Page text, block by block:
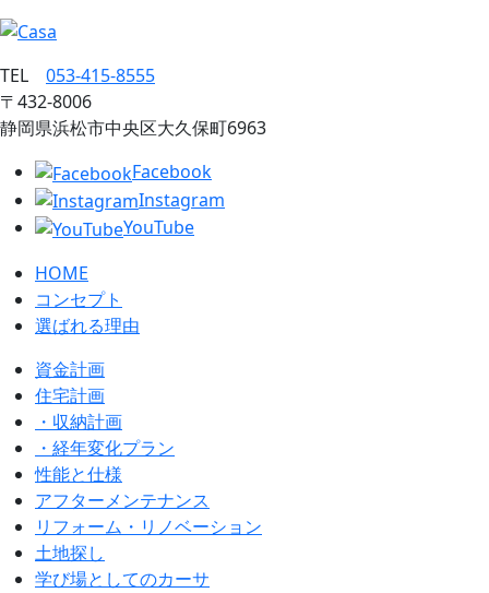
TEL 053‐415‐8555
〒432‐8006
静岡県浜松市中央区大久保町6963
Facebook
Instagram
YouTube
HOME
コンセプト
選ばれる理由
資金計画
住宅計画
・収納計画
・経年変化プラン
性能と仕様
アフターメンテナンス
リフォーム・リノベーション
土地探し
学び場としてのカーサ